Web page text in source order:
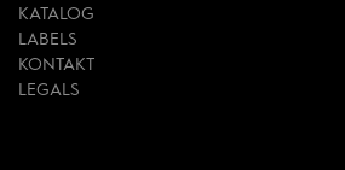
KATALOG
LABELS
KONTAKT
LEGALS